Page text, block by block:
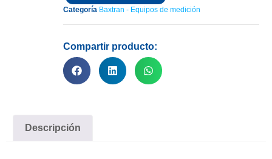
Categoría Baxtran - Equipos de medición
Compartir producto:
Descripción